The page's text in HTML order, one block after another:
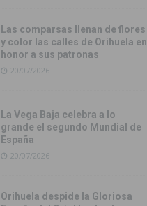
Las comparsas llenan de flores
y color las calles de Orihuela en
honor a sus patronas
20/07/2026
La Vega Baja celebra a lo
grande el segundo Mundial de
España
20/07/2026
Orihuela despide la Gloriosa